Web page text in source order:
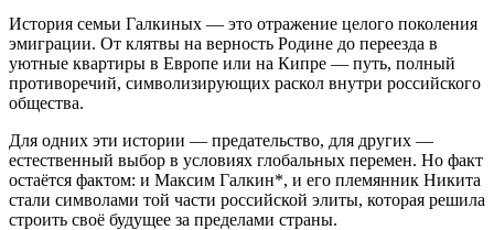
История семьи Галкиных — это отражение целого поколения
эмиграции. От клятвы на верность Родине до переезда в
уютные квартиры в Европе или на Кипре — путь, полный
противоречий, символизирующих раскол внутри российского
общества.
Для одних эти истории — предательство, для других —
естественный выбор в условиях глобальных перемен. Но факт
остаётся фактом: и Максим Галкин*, и его племянник Никита
стали символами той части российской элиты, которая решила
строить своё будущее за пределами страны.